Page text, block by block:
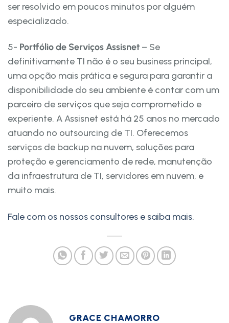
ser resolvido em poucos minutos por alguém
especializado.
5- Portfólio de Serviços Assisnet – Se
definitivamente TI não é o seu business principal,
uma opção mais prática e segura para garantir a
disponibilidade do seu ambiente é contar com um
parceiro de serviços que seja comprometido e
experiente. A Assisnet está há 25 anos no mercado
atuando no outsourcing de TI. Oferecemos
serviços de backup na nuvem, soluções para
proteção e gerenciamento de rede, manutenção
da infraestrutura de TI, servidores em nuvem, e
muito mais.
Fale com os nossos consultores e saiba mais.
GRACE CHAMORRO